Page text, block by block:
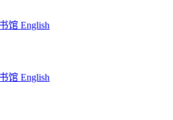
馆 English
馆 English